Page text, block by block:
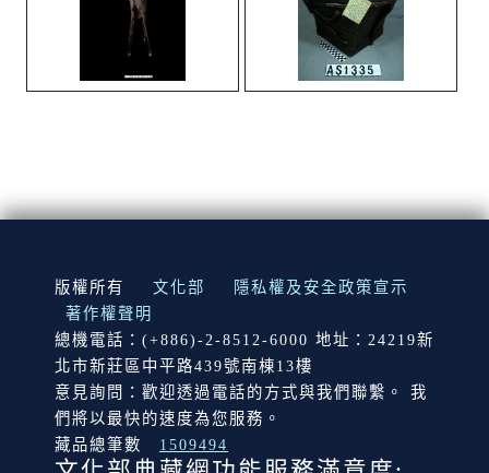
:::
版權所有 文化部
隱私權及安全政策宣示
著作權聲明
總機電話：(+886)-2-8512-6000 地址：24219新
北市新莊區中平路439號南棟13樓
意見詢問：歡迎透過電話的方式與我們聯繫。 我
們將以最快的速度為您服務。
藏品總筆數
1509494